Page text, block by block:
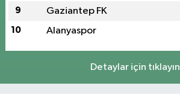
9 Gaziantep FK
10 Alanyaspor
Detaylar için tıklayın